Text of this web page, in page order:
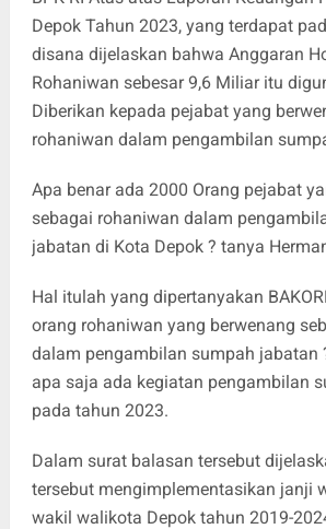
Depok Tahun 2023, yang terdapat
disana dijelaskan bahwa Anggaran
Rohaniwan sebesar 9,6 Miliar itu
Diberikan kepada pejabat yang
rohaniwan dalam pengambilan
Apa benar ada 2000 Orang pejabat
sebagai rohaniwan dalam
jabatan di Kota Depok ? tanya
Hal itulah yang dipertanyakan
orang rohaniwan yang berwenang
dalam pengambilan sumpah jabatan
apa saja ada kegiatan pengambilan
pada tahun 2023.
Dalam surat balasan tersebut
tersebut mengimplementasikan janji
wakil walikota Depok tahun 2019-